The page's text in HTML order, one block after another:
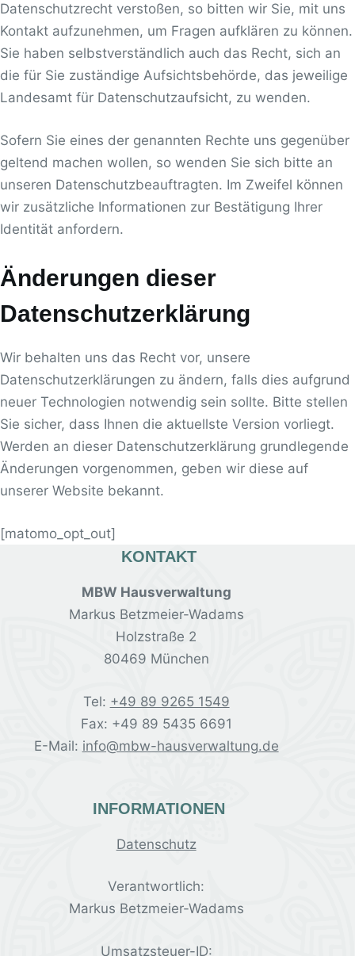
Datenschutzrecht verstoßen, so bitten wir Sie, mit uns
Kontakt aufzunehmen, um Fragen aufklären zu können.
Sie haben selbstverständlich auch das Recht, sich an
die für Sie zuständige Aufsichtsbehörde, das jeweilige
Landesamt für Datenschutzaufsicht, zu wenden.
Sofern Sie eines der genannten Rechte uns gegenüber
geltend machen wollen, so wenden Sie sich bitte an
unseren Datenschutzbeauftragten. Im Zweifel können
wir zusätzliche Informationen zur Bestätigung Ihrer
Identität anfordern.
Änderungen dieser
Datenschutzerklärung
Wir behalten uns das Recht vor, unsere
Datenschutzerklärungen zu ändern, falls dies aufgrund
neuer Technologien notwendig sein sollte. Bitte stellen
Sie sicher, dass Ihnen die aktuellste Version vorliegt.
Werden an dieser Datenschutzerklärung grundlegende
Änderungen vorgenommen, geben wir diese auf
unserer Website bekannt.
[matomo_opt_out]
KONTAKT
MBW Hausverwaltung
Markus Betzmeier-Wadams
Holzstraße 2
80469 München
Tel: +49 89 9265 1549
Fax: +49 89 5435 6691
E-Mail: info@mbw-hausverwaltung.de
INFORMATIONEN
Datenschutz
Verantwortlich:
Markus Betzmeier-Wadams
Umsatzsteuer-ID: